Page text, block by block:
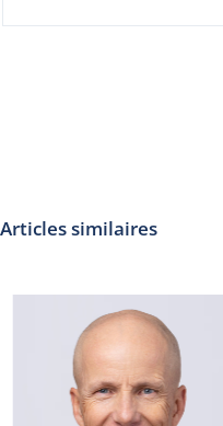
Articles similaires